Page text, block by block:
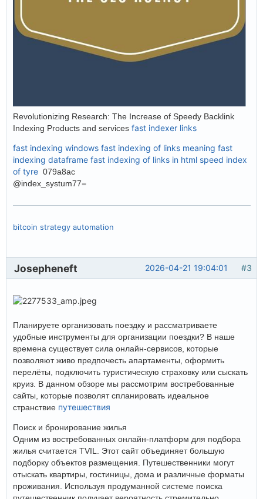
Revolutionizing Research: The Increase of Speedy Backlink
Indexing Products and services fast indexer links
fast indexing windows fast indexing of links meaning fast
indexing dataframe fast indexing of links in html speed index
of tyre 079a8ac
@index_systum77=
bitcoin strategy automation
#3
2026-04-21 19:04:01
Josepheneft
Планируете организовать поездку и рассматриваете
удобные инструменты для организации поездки? В наше
времена существует сила онлайн-сервисов, которые
позволяют живо предпочесть апартаменты, оформить
перелёты, подключить туристическую страховку или сыскать
круиз. В данном обзоре мы рассмотрим востребованные
сайты, которые позволят спланировать идеальное
странствие путешествия
Поиск и бронирование жилья
Одним из востребованных онлайн-платформ для подбора
жилья считается TVIL. Этот сайт объединяет большую
подборку объектов размещения. Путешественники могут
отыскать квартиры, гостиницы, дома и различные форматы
проживания. Используя продуманной системе поиска